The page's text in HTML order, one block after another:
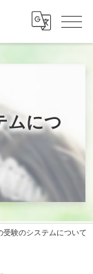
ムにつ
受験のシステムについて